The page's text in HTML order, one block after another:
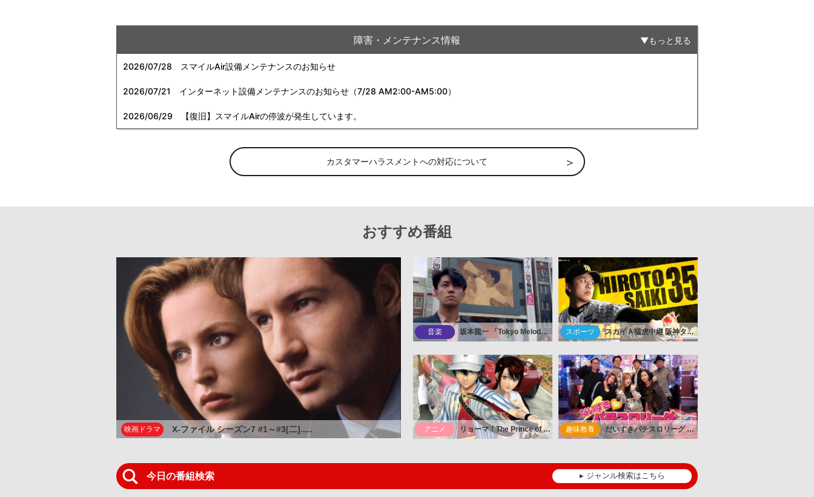
障害・メンテナンス情報 もっと見る
2026/07/28 スマイルAir設備メンテナンスのお知らせ
2026/07/21 インターネット設備メンテナンスのお知らせ（7/28 AM2:00-AM5:00）
2026/06/29 【復旧】スマイルAirの停波が発生しています。
カスタマーハラスメントへの対応について
おすすめ番組